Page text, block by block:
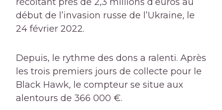
récoltant près de 2,3 millions d’euros au
début de l’invasion russe de l’Ukraine, le
24 février 2022.
Depuis, le rythme des dons a ralenti. Après
les trois premiers jours de collecte pour le
Black Hawk, le compteur se situe aux
alentours de 366 000 €.